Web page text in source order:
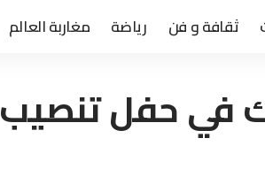
ثقافة و فن رياضة مغاربة العالم
في حفل تنصيب